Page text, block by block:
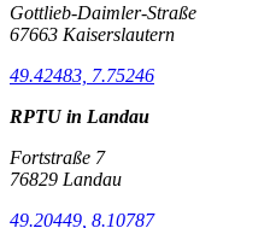
Gottlieb-Daimler-Straße
67663 Kaiserslautern
49.42483, 7.75246
RPTU in Landau
Fortstraße 7
76829 Landau
49.20449, 8.10787